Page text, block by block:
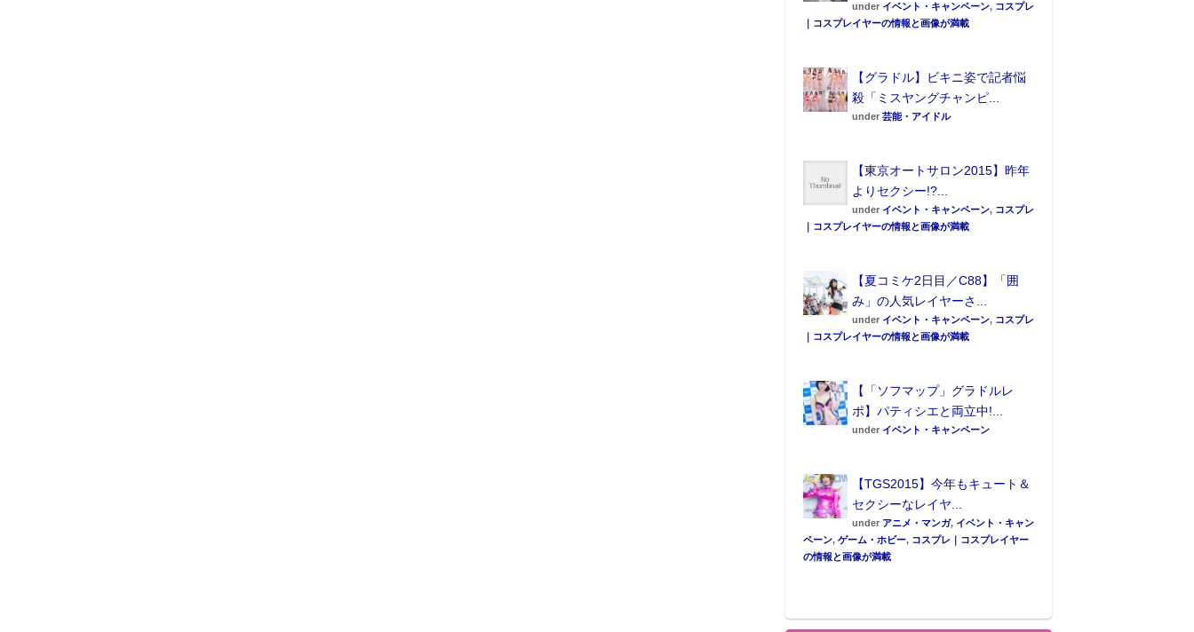
under イベント・キャンペーン, コスプレ
｜コスプレイヤーの情報と画像が満載
【グラドル】ビキニ姿で記者悩
殺「ミスヤングチャンピ...
under 芸能・アイドル
【東京オートサロン2015】昨年
よりセクシー!?...
under イベント・キャンペーン, コスプレ
｜コスプレイヤーの情報と画像が満載
【夏コミケ2日目／C88】「囲
み」の人気レイヤーさ...
under イベント・キャンペーン, コスプレ
｜コスプレイヤーの情報と画像が満載
【「ソフマップ」グラドルレ
ポ】パティシエと両立中!...
under イベント・キャンペーン
【TGS2015】今年もキュート＆
セクシーなレイヤ...
under アニメ・マンガ, イベント・キャン
ペーン, ゲーム・ホビー, コスプレ｜コスプレイヤー
の情報と画像が満載